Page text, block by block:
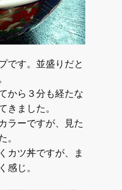
です。並盛りだと
から３分も経たな
きました。
ラーですが、見た
。
カツ丼ですが、ま
感じ。